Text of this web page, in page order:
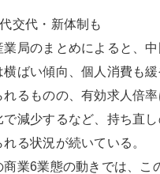
交代・新体制も
業局のまとめによると、
横ばい傾向、個人消費も
れるものの、有効求人倍
で減少するなど、持ち直
る状況が続いている。
商業6業態の動きでは、こ